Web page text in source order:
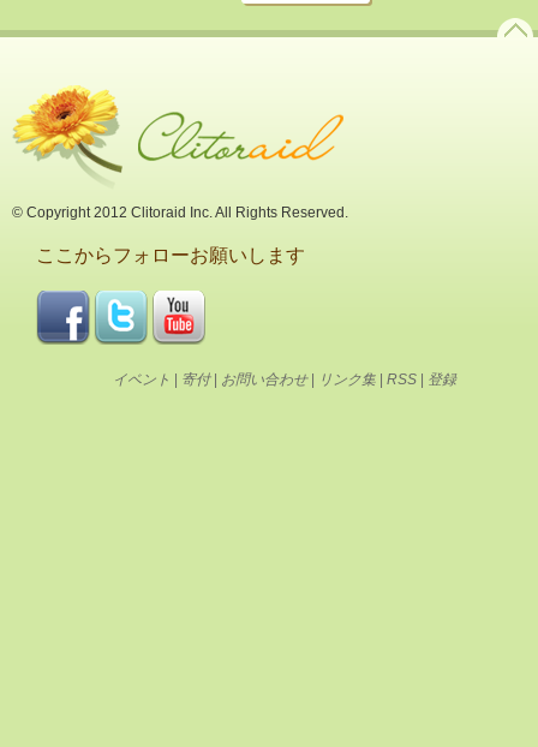
© Copyright 2012 Clitoraid Inc. All Rights Reserved.
ここからフォローお願いします
イベント | 寄付| お問い合わせ| リンク集| RSS| 登録